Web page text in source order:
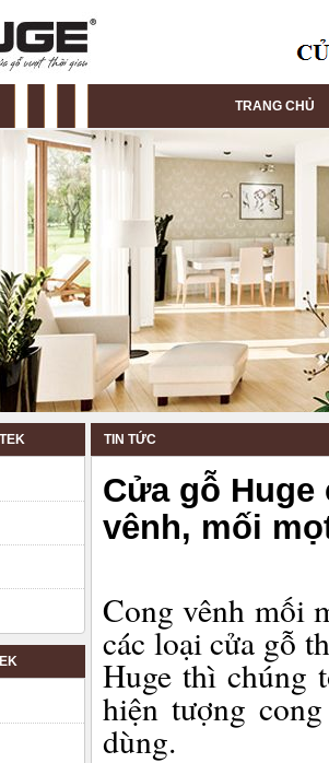
TRANG CHỦ
TIN TỨC
Cửa gỗ
vênh, mối
Cong vênh mối
các loại cửa gỗ
Huge thì chúng
hiện tượng
dùng.